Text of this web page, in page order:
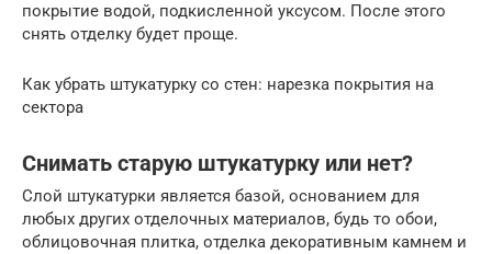
покрытие водой, подкисленной уксусом. После этого
снять отделку будет проще.
Как убрать штукатурку со стен: нарезка покрытия на
сектора
Снимать старую штукатурку или нет?
Слой штукатурки является базой, основанием для
любых других отделочных материалов, будь то обои,
облицовочная плитка, отделка декоративным камнем и